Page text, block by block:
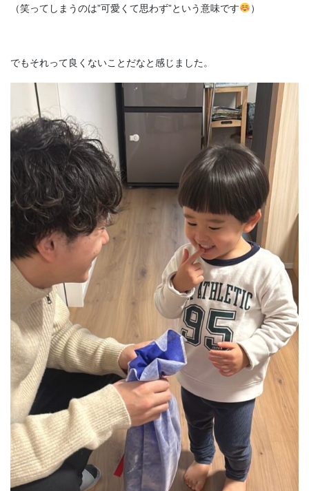
（笑ってしまうのは”可愛くて思わず”という意味です ）
でもそれって良くないことだなと感じました。